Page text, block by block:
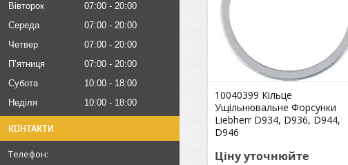
Вівторок
07:00
20:00
Середа
07:00
20:00
Четвер
07:00
20:00
Пʼятниця
07:00
20:00
Субота
10:00
18:00
Неділя
10:00 18:00
КОНТАКТИ
10040399 Кільце
Ущільнювальне Форсунки
Liebherr D934, D936, D944,
D946
Ціну уточнюйте